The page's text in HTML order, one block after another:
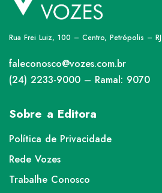
Rua Frei Luiz, 100 – Centro, Petrópolis –
faleconosco@vozes.com.br
(24) 2233-9000 – Ramal: 9070
Sobre a Editora
Política de Privacidade
Rede Vozes
Trabalhe Conosco